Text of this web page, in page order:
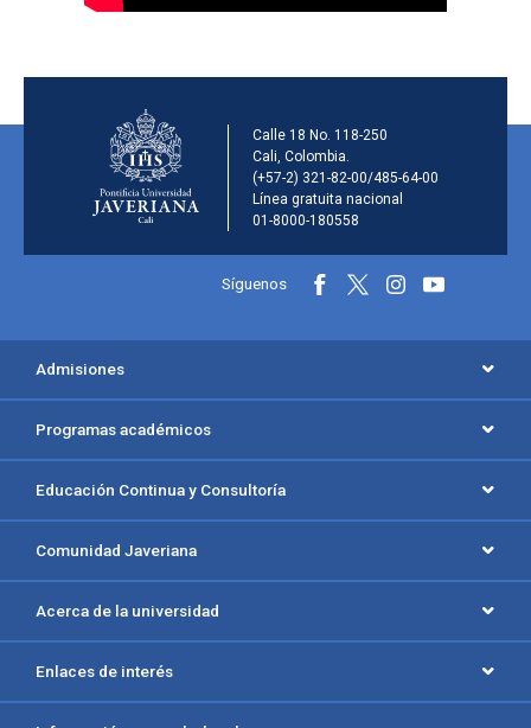
Información de la
Calle 18 No. 118-250
Cali, Colombia.
(+57-2) 321-82-00/485-64-00
Línea gratuita nacional
01-8000-180558
Información y redes sociales
Síguenos
Menú principal del footer
Admisiones
Programas académicos
Educación Continua y Consultoría
Comunidad Javeriana
Acerca de la universidad
Enlaces de interés